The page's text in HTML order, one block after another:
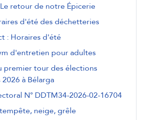
Le retour de notre Épicerie
d'été des déchetteries
: Horaires d'été
d'entretien pour adultes
premier tour des élections
à Bélarga
N° DDTM34-2026-02-16704
neige, grêle